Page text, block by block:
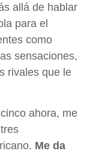
allá de hablar
para el
como
sensaciones,
rivales que le
ahora, me
Me da